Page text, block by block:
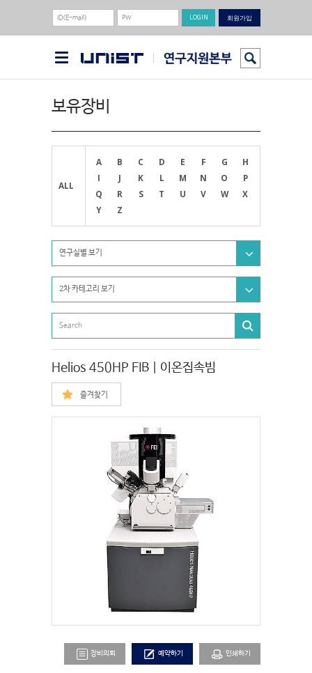
회원가입
보유장비
ALL
A B C D E F G
H
I
J K L M N O
P
Q
R S T U V W
X
Y
Z
연구실별 보기
2차 카테고리 보기
Helios 450HP FIB | 이온집속빔
즐겨찾기
장비의뢰 예약하기 인쇄하기